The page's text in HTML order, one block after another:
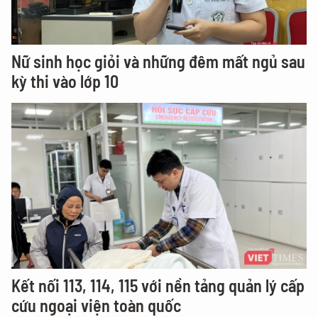
Nữ sinh học giỏi và những đêm mất ngủ sau
kỳ thi vào lớp 10
Kết nối 113, 114, 115 với nền tảng quản lý cấp
cứu ngoại viện toàn quốc